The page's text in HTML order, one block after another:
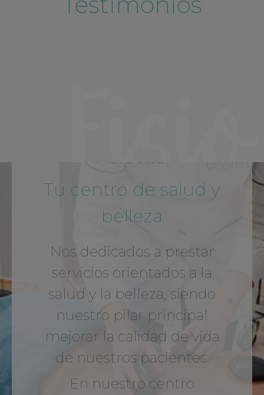
FisioVital
Tu centro de salud y
belleza
Nos dedicados a prestar
servicios orientados a la
salud y la belleza, siendo
nuestro pilar principal
mejorar la calidad de vida
de nuestros pacientes.
En nuestro centro